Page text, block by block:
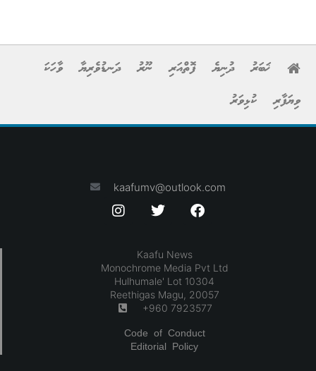
ޚަބަރު ދުނިޔެ ފޮތްއަރި ނޫރު ދަނޑުވެރިޔާ
ވާހަކަ
ވިޔަފާރި
ކުޅިވަރު
kaafumv@outlook.com
Kaafu News
Monochrome Media Pvt Ltd
Hulhumale' Lot 10304
Reethigas Magu, 20057
+960 7923577
Code of Conduct
Editorial Policy